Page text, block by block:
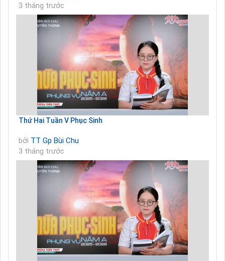
3 tháng trước
Thứ Hai Tuần V Phục Sinh
bởi TT Gp Bùi Chu
3 tháng trước